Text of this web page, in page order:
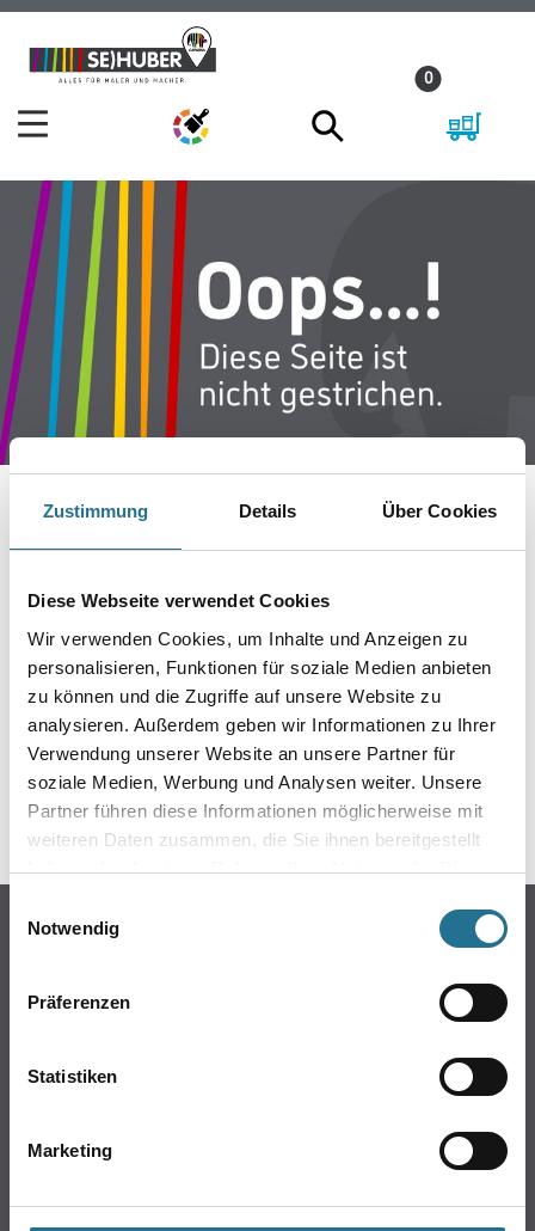
Zustimmung Details Über Cookies
Diese Webseite verwendet Cookies
Wir verwenden Cookies, um Inhalte und Anzeigen zu
personalisieren, Funktionen für soziale Medien anbieten
zu können und die Zugriffe auf unsere Website zu
analysieren. Außerdem geben wir Informationen zu Ihrer
Verwendung unserer Website an unsere Partner für
soziale Medien, Werbung und Analysen weiter. Unsere
Partner führen diese Informationen möglicherweise mit
weiteren Daten zusammen, die Sie ihnen bereitgestellt
haben oder die sie im Rahmen Ihrer Nutzung der Dienste
Notwendig
Präferenzen
Statistiken
Marketing
Zum
Inhalt
Zum
Navigationsmenü
0
EIN KLEINER ZWISCHENFALL
IST AUFGETRETEN
Keine Sorge, wir pinseln schon an der Lösung und
werden das Problem so schnell wie möglich beheben.
Erkunden Sie in der Zwischenzeit unseren Online-Shop
und lassen Sie sich inspirieren.
ZURÜCK ZUM ONLINE-SHOP
Online-Shop
WDV-Systeme
Putze- und Spachtelmassen
Werkzeug & Maschinen
Verbrauchsmaterialien